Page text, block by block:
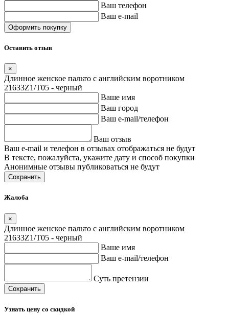
Ваш телефон
Ваш e-mail
Оставить отзыв
×
Длинное женское пальто с английским воротником
21633Z1/T05 - черный
Ваше имя
Ваш город
Ваш e-mail/телефон
Ваш отзыв
Ваш e-mail и телефон в отзывах отображаться не будут
В тексте, пожалуйста, укажите дату и способ покупки
Анонимные отзывы публиковаться не будут
Сохранить
Жалоба
×
Длинное женское пальто с английским воротником
21633Z1/T05 - черный
Ваше имя
Ваш e-mail/телефон
Суть претензии
Сохранить
Узнать цену со скидкой